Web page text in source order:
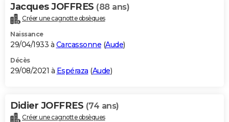
Jacques JOFFRES (88 ans)
Créer une cagnotte obsèques
Naissance
29/04/1933 à Carcassonne (Aude)
Décès
29/08/2021 à Espéraza (Aude)
Didier JOFFRES (74 ans)
Créer une cagnotte obsèques